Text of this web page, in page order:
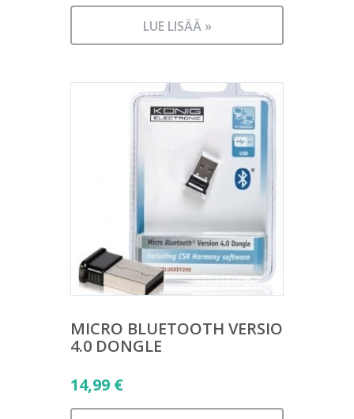
LUE LISÄÄ »
MICRO BLUETOOTH VERSIO
4.0 DONGLE
14,99 €